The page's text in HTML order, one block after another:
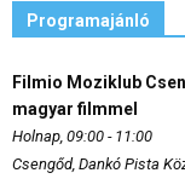
Programajánló
Filmio Moziklub
magyar filmmel
Holnap, 09:00 - 11:00
Csengőd, Dankó Pista